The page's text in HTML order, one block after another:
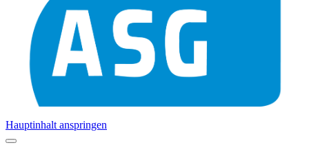
Hauptinhalt anspringen